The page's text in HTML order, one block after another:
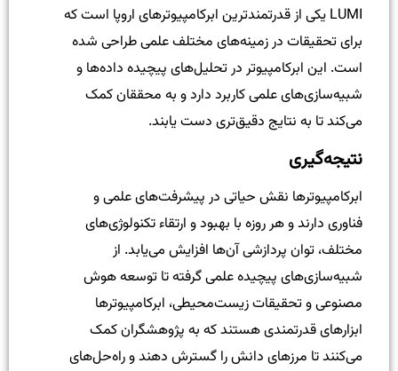
LUMI یکی از قدرتمندترین ابرکامپیوترهای اروپا است که
برای تحقیقات در زمینه‌های مختلف علمی طراحی شده
است. این ابرکامپیوتر در تحلیل‌های پیچیده داده‌ها و
شبیه‌سازی‌های علمی کاربرد دارد و به محققان کمک
می‌کند تا به نتایج دقیق‌تری دست یابند.
نتیجه‌گیری
ابرکامپیوترها نقش حیاتی در پیشرفت‌های علمی و
فناوری دارند و هر روزه با بهبود و ارتقاء تکنولوژی‌های
مختلف، توان پردازشی آن‌ها افزایش می‌یابد. از
شبیه‌سازی‌های پیچیده علمی گرفته تا توسعه هوش
مصنوعی و تحقیقات زیست‌محیطی، ابرکامپیوترها
ابزارهای قدرتمندی هستند که به پژوهشگران کمک
می‌کنند تا مرزهای دانش را گسترش دهند و راه‌حل‌های